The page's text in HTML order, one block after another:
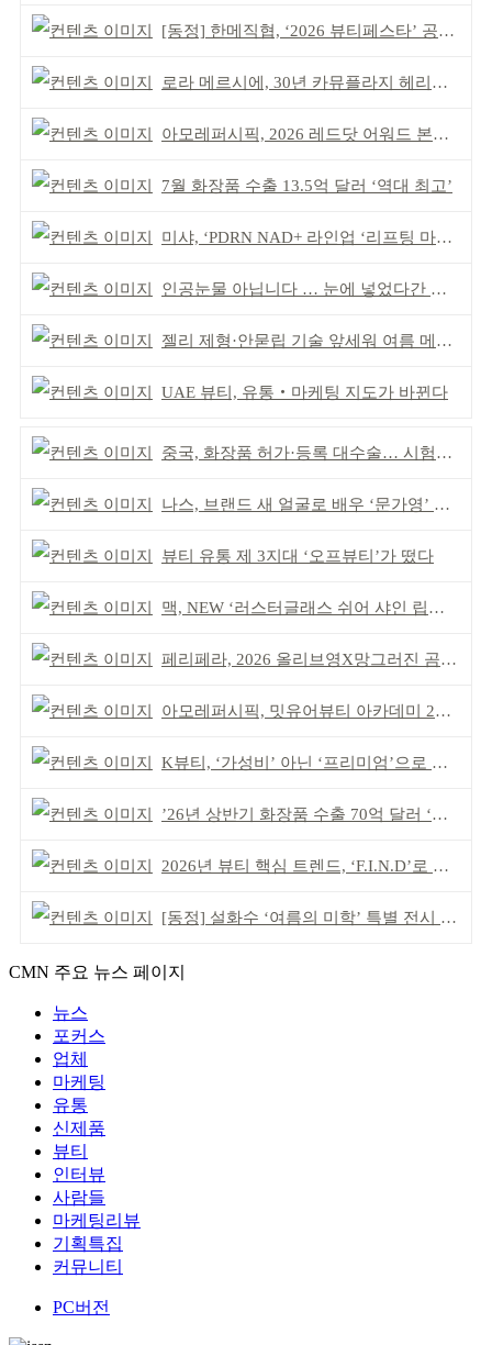
[동정] 한메직협, ‘2026 뷰티페스타’ 공동 주최
로라 메르시에, 30년 카뮤플라지 헤리티지 담아
아모레퍼시픽, 2026 레드닷 어워드 본상 2개 수상
7월 화장품 수출 13.5억 달러 ‘역대 최고’
미샤, ‘PDRN NAD+ 라인업 ‘리프팅 마스크’ 출시
인공눈물 아닙니다 … 눈에 넣었다간 각막 손상
젤리 제형·안묻립 기술 앞세워 여름 메이크업 시장 공략
UAE 뷰티, 유통‧마케팅 지도가 바뀐다
중국, 화장품 허가·등록 대수술… 시험자료 공용 허용
나스, 브랜드 새 얼굴로 배우 ‘문가영’ 발탁
뷰티 유통 제 3지대 ‘오프뷰티’가 떴다
맥, NEW ‘러스터글래스 쉬어 샤인 립스틱’ 출시
페리페라, 2026 올리브영X망그러진 곰 콜라보
아모레퍼시픽, 밋유어뷰티 아카데미 2기 발대식
K뷰티, ‘가성비’ 아닌 ‘프리미엄’으로 승부걸어야
’26년 상반기 화장품 수출 70억 달러 ‘역대 최고’
2026년 뷰티 핵심 트렌드, ‘F.I.N.D’로 읽는다
[동정] 설화수 ‘여름의 미학’ 특별 전시 개최
CMN 주요 뉴스 페이지
뉴스
포커스
업체
마케팅
유통
신제품
뷰티
인터뷰
사람들
마케팅리뷰
기획특집
커뮤니티
PC버전